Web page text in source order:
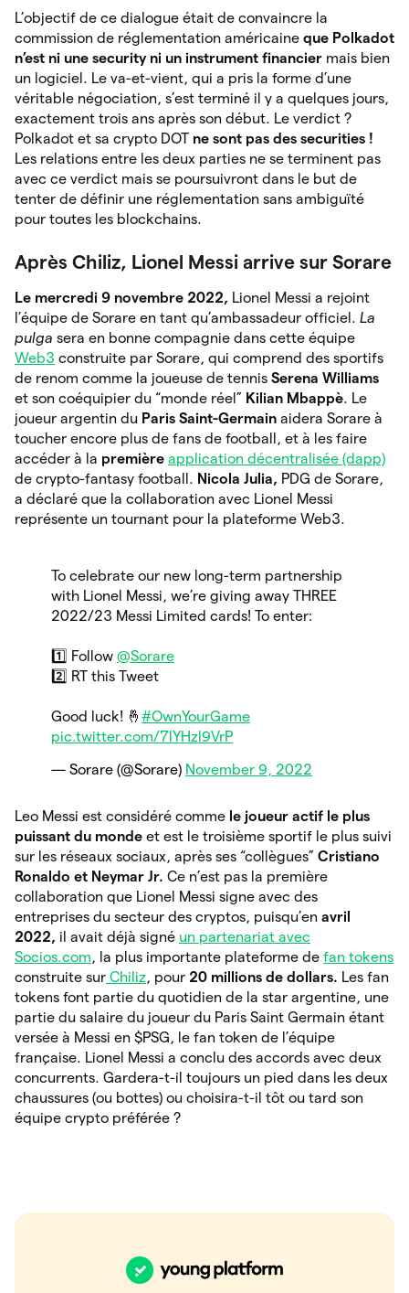
L’objectif de ce dialogue était de convaincre la
commission de réglementation américaine que Polkadot
n’est ni une security ni un instrument financier mais bien
un logiciel. Le va-et-vient, qui a pris la forme d’une
véritable négociation, s’est terminé il y a quelques jours,
exactement trois ans après son début. Le verdict ?
Polkadot et sa crypto DOT ne sont pas des securities !
Les relations entre les deux parties ne se terminent pas
avec ce verdict mais se poursuivront dans le but de
tenter de définir une réglementation sans ambiguïté
pour toutes les blockchains.
Après Chiliz, Lionel Messi arrive sur Sorare
Le mercredi 9 novembre 2022, Lionel Messi a rejoint
l’équipe de Sorare en tant qu’ambassadeur officiel. La
pulga sera en bonne compagnie dans cette équipe
Web3 construite par Sorare, qui comprend des sportifs
de renom comme la joueuse de tennis Serena Williams
et son coéquipier du “monde réel” Kilian Mbappè. Le
joueur argentin du Paris Saint-Germain aidera Sorare à
toucher encore plus de fans de football, et à les faire
accéder à la première application décentralisée (dapp)
de crypto-fantasy football. Nicola Julia, PDG de Sorare,
a déclaré que la collaboration avec Lionel Messi
représente un tournant pour la plateforme Web3.
To celebrate our new long-term partnership
with Lionel Messi, we’re giving away THREE
2022/23 Messi Limited cards! To enter:
1️⃣ Follow @Sorare
2️⃣ RT this Tweet
Good luck! 🤞 #OwnYourGame
pic.twitter.com/7lYHzl9VrP
— Sorare (@Sorare) November 9, 2022
Leo Messi est considéré comme le joueur actif le plus
puissant du monde et est le troisième sportif le plus suivi
sur les réseaux sociaux, après ses “collègues” Cristiano
Ronaldo et Neymar Jr. Ce n’est pas la première
collaboration que Lionel Messi signe avec des
entreprises du secteur des cryptos, puisqu’en avril
2022, il avait déjà signé un partenariat avec
Socios.com, la plus importante plateforme de fan tokens
construite sur Chiliz, pour 20 millions de dollars. Les fan
tokens font partie du quotidien de la star argentine, une
partie du salaire du joueur du Paris Saint Germain étant
versée à Messi en $PSG, le fan token de l’équipe
française. Lionel Messi a conclu des accords avec deux
concurrents. Gardera-t-il toujours un pied dans les deux
chaussures (ou bottes) ou choisira-t-il tôt ou tard son
équipe crypto préférée ?